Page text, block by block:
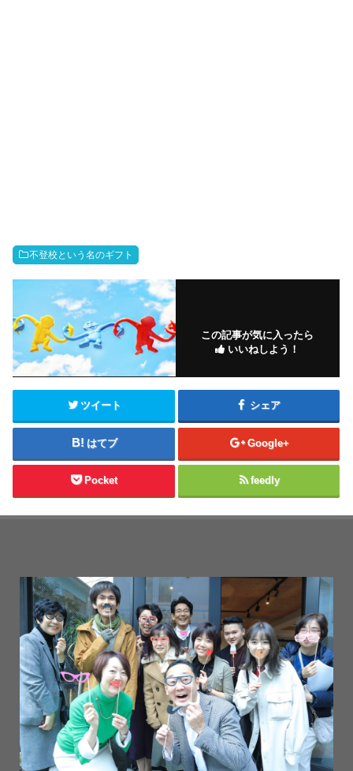
不登校という名のギフト
この記事が気に入ったら
いいねしよう！
ツイート シェア
はてブ Google+
Pocket feedly